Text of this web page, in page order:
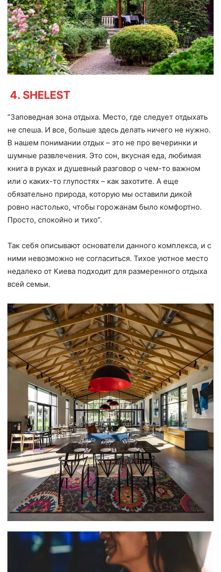
4. SHELEST
“Заповедная зона отдыха. Место, где следует отдыхать
не спеша. И все, больше здесь делать ничего не нужно.
В нашем понимании отдых – это не про вечеринки и
шумные развлечения. Это сон, вкусная еда, любимая
книга в руках и душевный разговор о чем-то важном
или о каких-то глупостях – как захотите. А еще
обязательно природа, которую мы оставили дикой
ровно настолько, чтобы горожанам было комфортно.
Просто, спокойно и тихо”.
Так себя описывают основатели данного комплекса, и с
ними невозможно не согласиться. Тихое уютное место
недалеко от Киева подходит для размеренного отдыха
всей семьи.